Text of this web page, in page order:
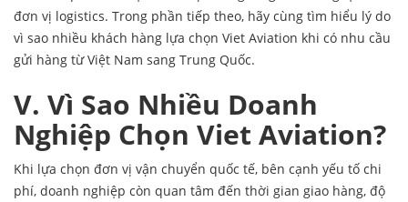
đơn vị logistics. Trong phần tiếp theo, hãy cùng tìm hiểu lý do
vì sao nhiều khách hàng lựa chọn Viet Aviation khi có nhu cầu
gửi hàng từ Việt Nam sang Trung Quốc.
V. Vì Sao Nhiều Doanh
Nghiệp Chọn Viet Aviation?
Khi lựa chọn đơn vị vận chuyển quốc tế, bên cạnh yếu tố chi
phí, doanh nghiệp còn quan tâm đến thời gian giao hàng, độ